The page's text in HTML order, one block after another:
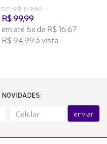
DE: R$ 149,90
R$ 99,99
em até 6x de R$ 16,67
R$ 94,99 à vista
NOVIDADES:
enviar